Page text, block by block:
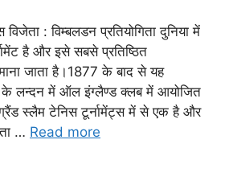
: विम्बलडन प्रतियोगिता दुनिया में
है और इसे सबसे प्रतिष्ठित
जाता है।1877 के बाद से यह
के लन्दन में ऑल इंग्लैण्ड क्लब में आयोजित
स्लैम टेनिस टूर्नामेंट्स में से एक है और
… Read more